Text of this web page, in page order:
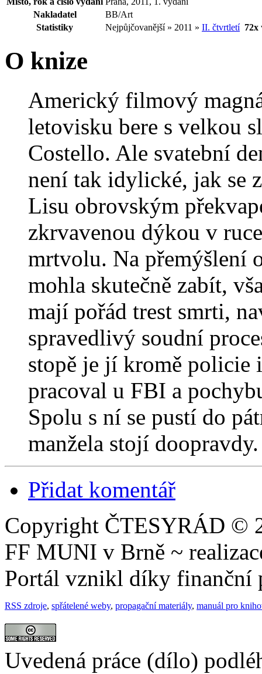
Nakladatel
BB/Art
Statistiky
Nejpůjčovanější » 2011 » II. čtvrtletí 72x
O knize
Americký filmový
letovisku bere s velkou
Costello. Ale svatební
není tak idylické, jak se
Lisu obrovským
zkrvavenou dýkou v
mrtvolu. Na přemýšlení
mohla skutečně zabít,
mají pořád trest smrti,
spravedlivý soudní
stopě je jí kromě policie
pracoval u FBI a
Spolu s ní se pustí do
manžela stojí doopravdy.
Přidat komentář
Copyright ČTESYRÁD ©
FF MUNI v Brně ~
Portál vznikl díky finanční
RSS zdroje, spřátelené weby, propagační materiály, manuál pro
Uvedená práce (dílo)